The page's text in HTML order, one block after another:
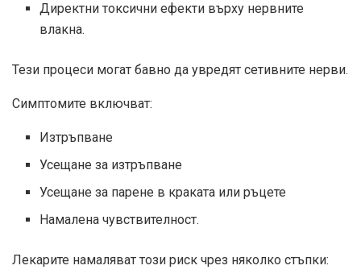
Директни токсични ефекти върху нервните
влакна.
Тези процеси могат бавно да увредят сетивните нерви.
Симптомите включват:
Изтръпване
Усещане за изтръпване
Усещане за парене в краката или ръцете
Намалена чувствителност.
Лекарите намаляват този риск чрез няколко стъпки: